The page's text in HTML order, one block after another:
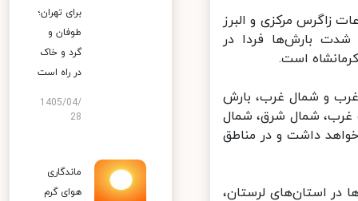
زاگرس مرکزی و البرز
بارش‌ها فردا در
است.
و شمال غرب، بارش
شمال شرق، شمال
داشت و در مناطق
استان‌های لرستان،
برای تهران؛
طوفان و
گرد و خاک
در راه است
1405/04/
28
ماندگاری
هوای گرم